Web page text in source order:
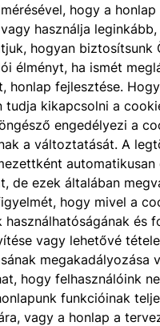
A keresett oldal
hogy a
használja
hogyan biztosítsunk
élményt, ha ismét
honlap fejlesztése.
tudja kikapcsolni a
engedélyezi a
a változtatását. A
automatikusan
de ezek általában
hogy mivel a
használhatóságának és
vagy lehetővé
megakadályozása
hogy felhasználóink
funkcióinak
vagy a honlap a